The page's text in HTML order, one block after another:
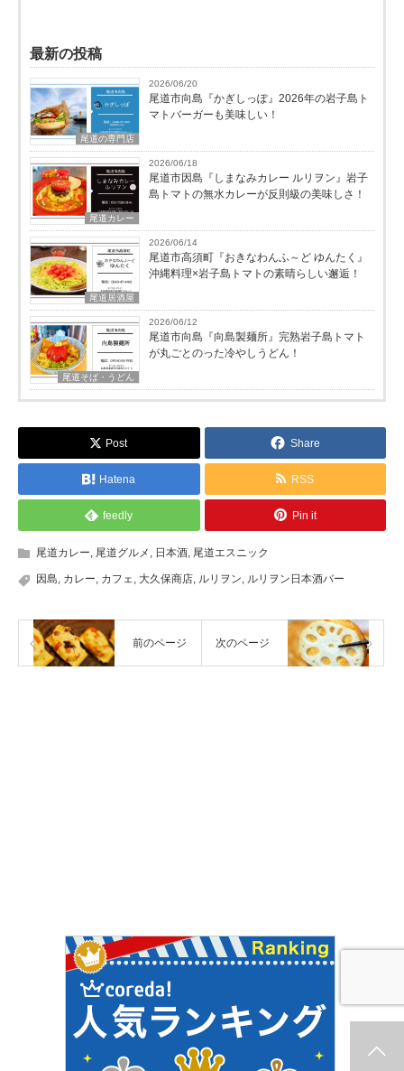
最新の投稿
尾道の専門店
2026/06/20
尾道市向島『かぎしっぽ』2026年の岩子島ト
マトバーガーも美味しい！
尾道カレー
2026/06/18
尾道市因島『しまなみカレー ルリヲン』岩子
島トマトの無水カレーが反則級の美味しさ！
尾道居酒屋
2026/06/14
尾道市高須町『おきなわんふ～ど ゆんたく』
沖縄料理×岩子島トマトの素晴らしい邂逅！
尾道そば・うどん
2026/06/12
尾道市向島『向島製麺所』完熟岩子島トマト
が丸ごとのった冷やしうどん！
Post Share
Hatena RSS
feedly Pin it
尾道カレー 尾道グルメ 日本酒 尾道エスニック
因島 カレー カフェ 大久保商店 ルリヲン ルリヲン日本酒バー
前のページ 次のページ
お問合せ